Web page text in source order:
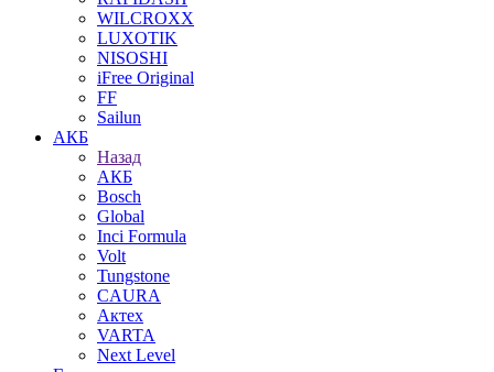
WILCROXX
LUXOTIK
NISOSHI
iFree Original
FF
Sailun
АКБ
Назад
АКБ
Bosch
Global
Inci Formula
Volt
Tungstone
CAURA
Актех
VARTA
Next Level